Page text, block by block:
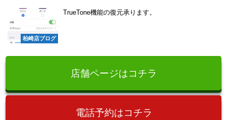
柏崎店ブログ
TrueTone機能の復元承ります。
店舗ページはコチラ
電話予約はコチラ